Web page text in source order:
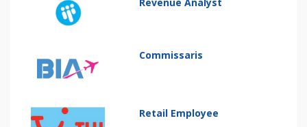
Revenue Analyst
Commissaris
Retail Employee